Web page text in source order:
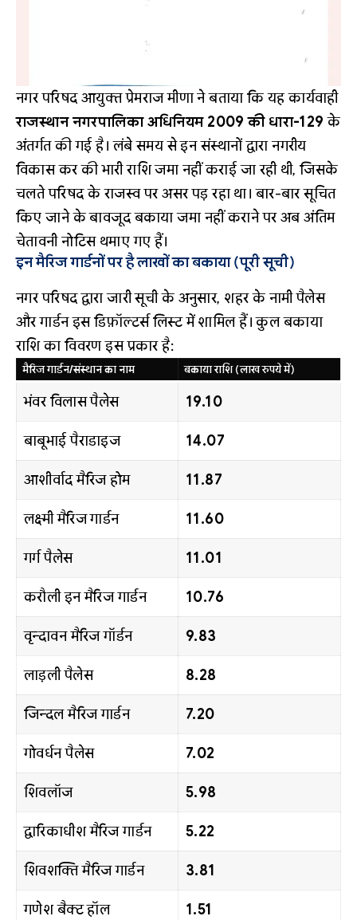
नगर परिषद आयुक्त प्रेमराज मीणा ने बताया कि यह कार्यवाही
राजस्थान नगरपालिका अधिनियम 2009 की धारा-129 के
अंतर्गत की गई है। लंबे समय से इन संस्थानों द्वारा नगरीय
विकास कर की भारी राशि जमा नहीं कराई जा रही थी, जिसके
चलते परिषद के राजस्व पर असर पड़ रहा था। बार-बार सूचित
किए जाने के बावजूद बकाया जमा नहीं कराने पर अब अंतिम
चेतावनी नोटिस थमाए गए हैं।
इन मैरिज गार्डनों पर है लाखों का बकाया (पूरी सूची)
नगर परिषद द्वारा जारी सूची के अनुसार, शहर के नामी पैलेस
और गार्डन इस डिफ़ॉल्टर्स लिस्ट में शामिल हैं। कुल बकाया
राशि का विवरण इस प्रकार है:
मैरिज गार्डन/संस्थान का नाम बकाया राशि (लाख रुपये में)
भंवर विलास पैलेस 19.10
बाबूभाई पैराडाइज 14.07
आशीर्वाद मैरिज होम 11.87
लक्ष्मी मैरिज गार्डन 11.60
गर्ग पैलेस 11.01
करौली इन मैरिज गार्डन 10.76
वृन्दावन मैरिज गॉर्डन 9.83
लाड़ली पैलेस 8.28
जिन्दल मैरिज गार्डन 7.20
गोवर्धन पैलेस 7.02
शिवलॉज 5.98
द्वारिकाधीश मैरिज गार्डन 5.22
शिवशक्ति मैरिज गार्डन 3.81
गणेश बैक्ट हॉल 1.51